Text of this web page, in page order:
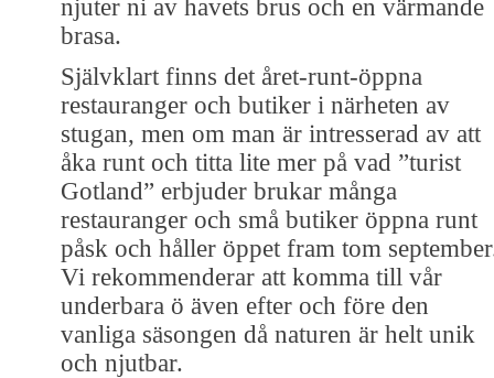
njuter ni av havets brus och en värmande
brasa.
Självklart finns det året-runt-öppna
restauranger och butiker i närheten av
stugan, men om man är intresserad av att
åka runt och titta lite mer på vad ”turist
Gotland” erbjuder brukar många
restauranger och små butiker öppna runt
påsk och håller öppet fram tom
Vi rekommenderar att komma till vår
underbara ö även efter och före den
vanliga säsongen då naturen är helt unik
och njutbar.